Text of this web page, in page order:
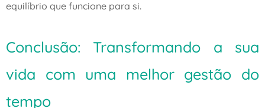
equilíbrio que funcione para si.
Conclusão: Transformando a sua
vida com uma melhor gestão do
tempo